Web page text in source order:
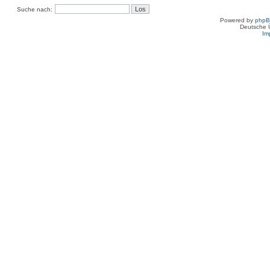
Suche nach:
Powered by
Deutsche